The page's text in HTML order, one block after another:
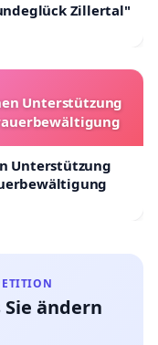
Zillertal"
Unterstützung
Unterstützung
ändern